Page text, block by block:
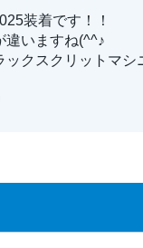
装着です！！
違いますね(^^♪
クスクリットマ